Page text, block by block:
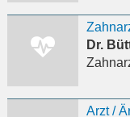
Dr.